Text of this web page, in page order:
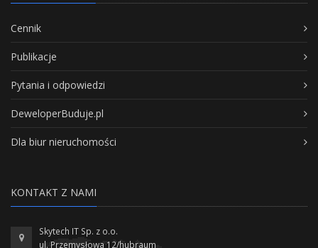
Cennik
Publikacje
Pytania i odpowiedzi
DeweloperBuduje.pl
Dla biur nieruchomości
KONTAKT Z NAMI
Skytech IT Sp. z o.o.
ul. Przemysłowa 12/hubraum